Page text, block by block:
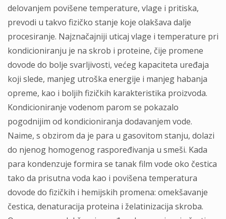
delovanjem povišene temperature, vlage i pritiska,
prevodi u takvo fizičko stanje koje olakšava dalje
procesiranje. Najznačajniji uticaj vlage i temperature pri
kondicioniranju je na skrob i proteine, čije promene
dovode do bolje svarljivosti, većeg kapaciteta uređaja
koji slede, manjeg utroška energije i manjeg habanja
opreme, kao i boljih fizičkih karakteristika proizvoda.
Kondicioniranje vodenom parom se pokazalo
pogodnijim od kondicioniranja dodavanjem vode.
Naime, s obzirom da je para u gasovitom stanju, dolazi
do njenog homogenog raspoređivanja u smeši. Kada
para kondenzuje formira se tanak film vode oko čestica
tako da prisutna voda kao i povišena temperatura
dovode do fizičkih i hemijskih promena: omekšavanje
čestica, denaturacija proteina i želatinizacija skroba.